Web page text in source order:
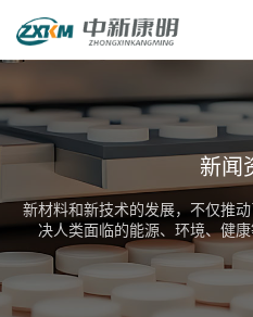
新闻
新材料和新技术的发展，不仅推
决人类面临的能源、环境、健